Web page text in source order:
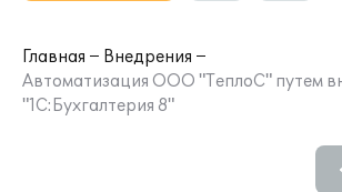
Главная
Внедрения
Автоматизация ООО "ТеплоС" путем
"1С:Бухгалтерия 8"